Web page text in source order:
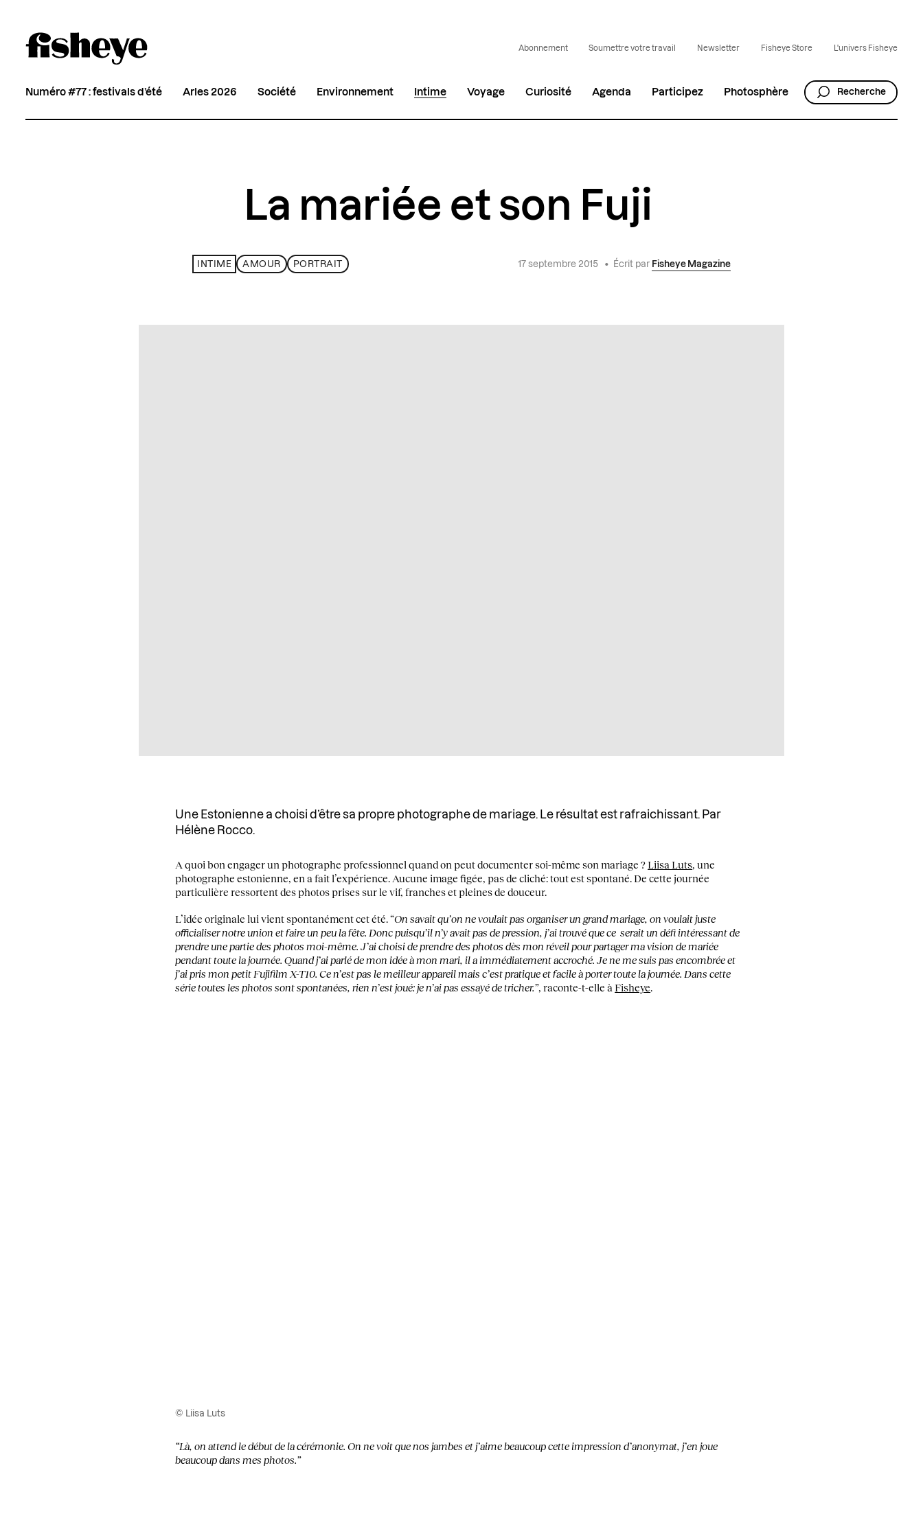
Abonnement Soumettre votre travail Newsletter Fisheye Store L'univers Fisheye
Numéro #77 : festivals d’été Arles 2026 Société Environnement Intime Voyage Curiosité Agenda Participez Photosphère Recherche
La mariée et son Fuji
INTIME AMOUR PORTRAIT 17 septembre 2015 • Écrit par Fisheye Magazine
Une Estonienne a choisi d’être sa propre photographe de mariage. Le résultat est rafraichissant. Par
Hélène Rocco.
A quoi bon engager un photographe professionnel quand on peut documenter soi-même son mariage ?Liisa Luts, une
photographe estonienne, en a fait l’expérience. Aucune image figée, pas de cliché: tout est spontané. De cette journée
particulière ressortent des photos prises sur le vif, franches et pleines de douceur.
L’idée originale lui vient spontanément cet été. “On savait qu’on ne voulait pas organiser un grand mariage, on voulait juste
officialiser notre union et faire un peu la fête. Donc puisqu’il n’y avait pas de pression, j’ai trouvé que ce serait un défi intéressant de
prendre une partie des photos moi-même. J’ai choisi de prendre des photos dès mon réveil pour partager ma vision de mariée
pendant toute la journée. Quand j’ai parlé de mon idée à mon mari, il a immédiatement accroché. Je ne me suis pas encombrée et
j’ai pris mon petit Fujifilm X-T10. Ce n’est pas le meilleur appareil mais c’est pratique et facile à porter toute la journée. Dans cette
série toutes les photos sont spontanées, rien n’est joué: je n’ai pas essayé de tricher.”, raconte-t-elle àFisheye.
© Liisa Luts
“Là, on attend le début de la cérémonie. On ne voit que nos jambes et j’aime beaucoup cette impression d’anonymat, j’en joue
beaucoup dans mes photos.”